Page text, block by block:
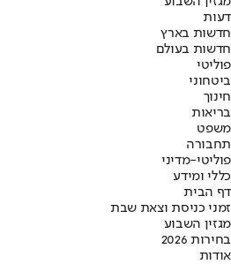
דעות
חדשות בארץ
חדשות בעולם
פוליטי
ביטחוני
חינוך
בריאות
משפט
תחבורה
פוליטי-מדיני
כללי ומידע
דף הבית
זמני כניסת וצאת שבת
מגזין השבוע
בחירות 2026
אודות